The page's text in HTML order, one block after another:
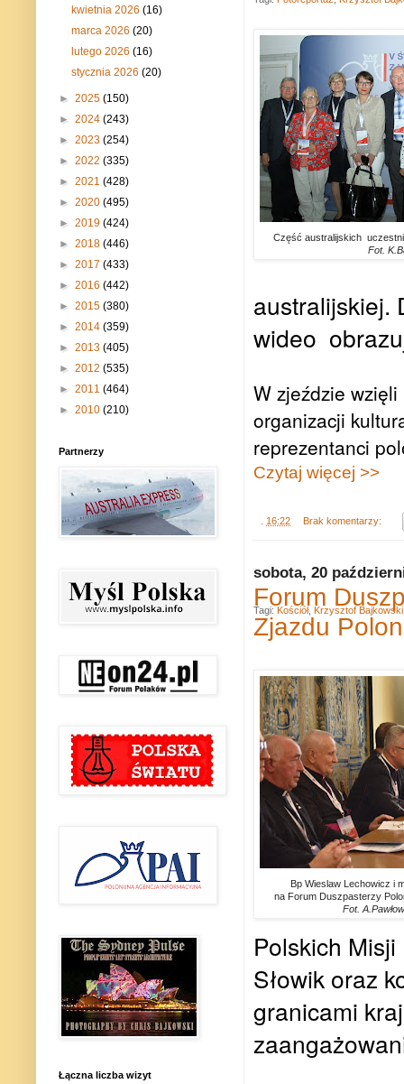
Część australijskich
Fot.
australijskiej.
wideo
W zjeździe wzięli
organizacji
reprezentanci
Czytaj więcej >>
16:22 Brak komentarzy:
sobota, 20
Forum
Zjazdu
Bp Wieslaw Lechowicz i
na Forum Duszpasterzy
Fot.
Polskich
Słowik oraz
granicami
Tagi: Kościół, Krzysztof Bajkowski
kwietnia 2026(16)
marca 2026(20)
lutego 2026(16)
stycznia 2026(20)
► 2025 (150)
► 2024 (243)
► 2023 (254)
► 2022 (335)
► 2021 (428)
► 2020 (495)
► 2019 (424)
► 2018 (446)
► 2017 (433)
► 2016 (442)
► 2015 (380)
► 2014 (359)
► 2013 (405)
► 2012 (535)
► 2011 (464)
► 2010 (210)
Partnerzy
Łączna liczba wizyt